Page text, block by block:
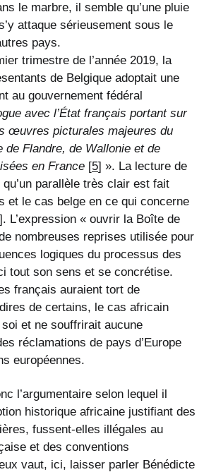
le marbre, il semble qu’une pluie
attaque sérieusement sous le
pays.
trimestre de l’année 2019, la
de Belgique adoptait une
au gouvernement fédéral
avec l’État français portant sur
œuvres picturales majeures du
de Flandre, de Wallonie et de
en France [5] ». La lecture de
parallèle très clair est fait
et le cas belge en ce qui concerne
]. L’expression « ouvrir la Boîte de
nombreuses reprises utilisée pour
logiques du processus des
tout son sens et se concrétise.
français auraient tort de
de certains, le cas africain
et ne souffrirait aucune
réclamations de pays d’Europe
européennes.
l’argumentaire selon lequel il
historique africaine justifiant des
fussent-elles illégales au
et des conventions
vaut, ici, laisser parler Bénédicte